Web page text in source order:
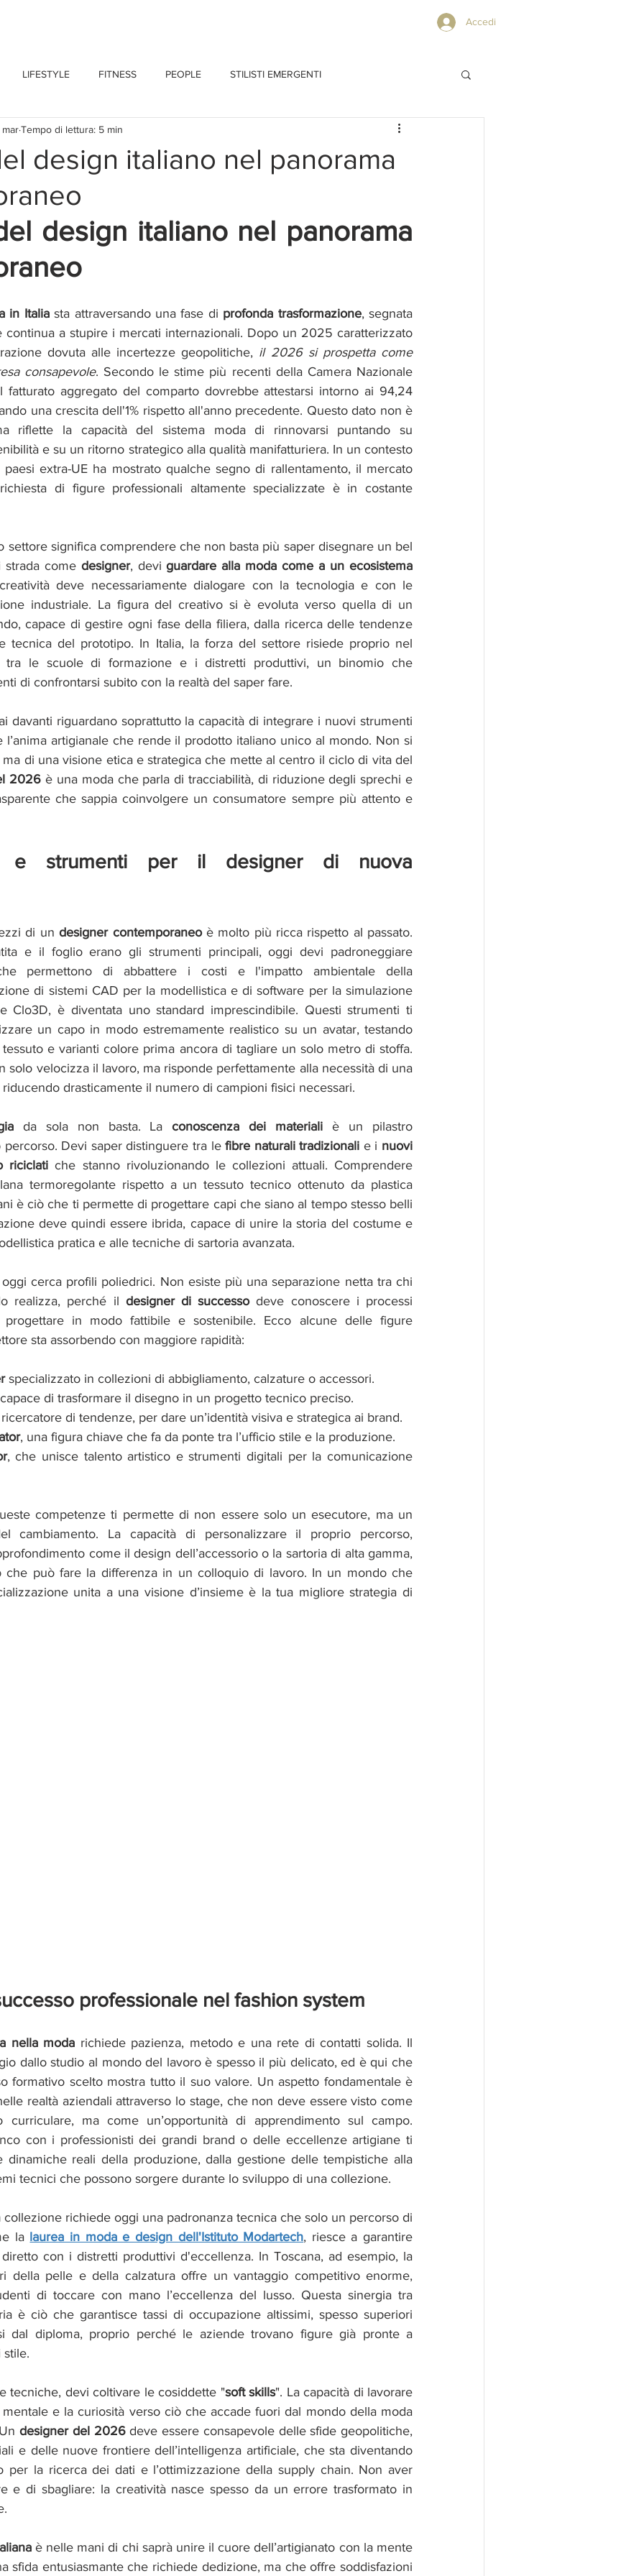
Accedi
LIFESTYLE FITNESS PEOPLE STILISTI EMERGENTI
design italiano nel panorama
Tempo di lettura: 5 min
design italiano nel panorama
in Italia sta attraversando una fase di profonda trasformazione, segnata
continua a stupire i mercati internazionali. Dopo un 2025 caratterizzato
dovuta alle incertezze geopolitiche, il 2026 si prospetta come
consapevole. Secondo le stime più recenti della Camera Nazionale
fatturato aggregato del comparto dovrebbe attestarsi intorno ai 94,24
una crescita dell'1% rispetto all'anno precedente. Questo dato non è
riflette la capacità del sistema moda di rinnovarsi puntando su
e su un ritorno strategico alla qualità manifatturiera. In un contesto
extra-UE ha mostrato qualche segno di rallentamento, il mercato
di figure professionali altamente specializzate è in costante
settore significa comprendere che non basta più saper disegnare un bel
strada come designer, devi guardare alla moda come a un ecosistema
deve necessariamente dialogare con la tecnologia e con le
industriale. La figura del creativo si è evoluta verso quella di un
capace di gestire ogni fase della filiera, dalla ricerca delle tendenze
tecnica del prototipo. In Italia, la forza del settore risiede proprio nel
tra le scuole di formazione e i distretti produttivi, un binomio che
di confrontarsi subito con la realtà del saper fare.
davanti riguardano soprattutto la capacità di integrare i nuovi strumenti
l’anima artigianale che rende il prodotto italiano unico al mondo. Non si
di una visione etica e strategica che mette al centro il ciclo di vita del
2026 è una moda che parla di tracciabilità, di riduzione degli sprechi e
che sappia coinvolgere un consumatore sempre più attento e
e strumenti per il designer di nuova
di un designer contemporaneo è molto più ricca rispetto al passato.
e il foglio erano gli strumenti principali, oggi devi padroneggiare
permettono di abbattere i costi e l'impatto ambientale della
di sistemi CAD per la modellistica e di software per la simulazione
Clo3D, è diventata uno standard imprescindibile. Questi strumenti ti
un capo in modo estremamente realistico su un avatar, testando
e varianti colore prima ancora di tagliare un solo metro di stoffa.
solo velocizza il lavoro, ma risponde perfettamente alla necessità di una
drasticamente il numero di campioni fisici necessari.
da sola non basta. La conoscenza dei materiali è un pilastro
percorso. Devi saper distinguere tra le fibre naturali tradizionali e i nuovi
riciclati che stanno rivoluzionando le collezioni attuali. Comprendere
termoregolante rispetto a un tessuto tecnico ottenuto da plastica
è ciò che ti permette di progettare capi che siano al tempo stesso belli
deve quindi essere ibrida, capace di unire la storia del costume e
pratica e alle tecniche di sartoria avanzata.
cerca profili poliedrici. Non esiste più una separazione netta tra chi
realizza, perché il designer di successo deve conoscere i processi
in modo fattibile e sostenibile. Ecco alcune delle figure
sta assorbendo con maggiore rapidità:
specializzato in collezioni di abbigliamento, calzature o accessori.
di trasformare il disegno in un progetto tecnico preciso.
di tendenze, per dare un’identità visiva e strategica ai brand.
, una figura chiave che fa da ponte tra l’ufficio stile e la produzione.
, che unisce talento artistico e strumenti digitali per la comunicazione
competenze ti permette di non essere solo un esecutore, ma un
cambiamento. La capacità di personalizzare il proprio percorso,
come il design dell’accessorio o la sartoria di alta gamma,
che può fare la differenza in un colloquio di lavoro. In un mondo che
unita a una visione d’insieme è la tua migliore strategia di
professionale nel fashion system
nella moda richiede pazienza, metodo e una rete di contatti solida. Il
dallo studio al mondo del lavoro è spesso il più delicato, ed è qui che
formativo scelto mostra tutto il suo valore. Un aspetto fondamentale è
realtà aziendali attraverso lo stage, che non deve essere visto come
curriculare, ma come un’opportunità di apprendimento sul campo.
con i professionisti dei grandi brand o delle eccellenze artigiane ti
dinamiche reali della produzione, dalla gestione delle tempistiche alla
tecnici che possono sorgere durante lo sviluppo di una collezione.
collezione richiede oggi una padronanza tecnica che solo un percorso di
la laurea in moda e design dell'Istituto Modartech, riesce a garantire
con i distretti produttivi d'eccellenza. In Toscana, ad esempio, la
della pelle e della calzatura offre un vantaggio competitivo enorme,
di toccare con mano l’eccellenza del lusso. Questa sinergia tra
è ciò che garantisce tassi di occupazione altissimi, spesso superiori
dal diploma, proprio perché le aziende trovano figure già pronte a
tecniche, devi coltivare le cosiddette "soft skills". La capacità di lavorare
e la curiosità verso ciò che accade fuori dal mondo della moda
designer del 2026 deve essere consapevole delle sfide geopolitiche,
e delle nuove frontiere dell’intelligenza artificiale, che sta diventando
per la ricerca dei dati e l’ottimizzazione della supply chain. Non aver
e di sbagliare: la creatività nasce spesso da un errore trasformato in
è nelle mani di chi saprà unire il cuore dell’artigianato con la mente
sfida entusiasmante che richiede dedizione, ma che offre soddisfazioni